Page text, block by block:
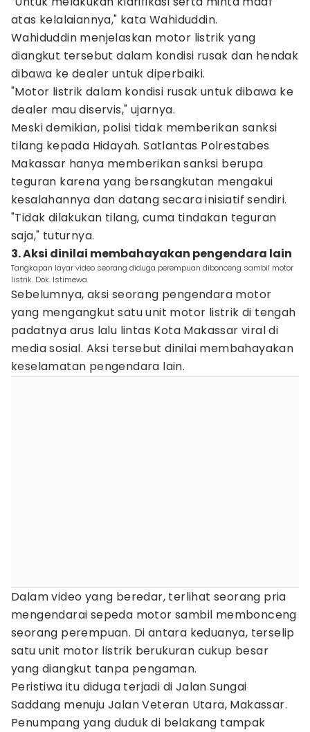
atas kelalaiannya," kata Wahiduddin.
Wahiduddin menjelaskan motor listrik yang
diangkut tersebut dalam kondisi rusak dan hendak
dibawa ke dealer untuk diperbaiki.
"Motor listrik dalam kondisi rusak untuk dibawa ke
dealer mau diservis," ujarnya.
Meski demikian, polisi tidak memberikan sanksi
tilang kepada Hidayah. Satlantas Polrestabes
Makassar hanya memberikan sanksi berupa
teguran karena yang bersangkutan mengakui
kesalahannya dan datang secara inisiatif sendiri.
"Tidak dilakukan tilang, cuma tindakan teguran
saja," tuturnya.
3. Aksi dinilai membahayakan pengendara lain
Tangkapan layar video seorang diduga perempuan dibonceng sambil motor
listrik. Dok. Istimewa
Sebelumnya, aksi seorang pengendara motor
yang mengangkut satu unit motor listrik di tengah
padatnya arus lalu lintas Kota Makassar viral di
media sosial. Aksi tersebut dinilai membahayakan
keselamatan pengendara lain.
Dalam video yang beredar, terlihat seorang pria
mengendarai sepeda motor sambil membonceng
seorang perempuan. Di antara keduanya, terselip
satu unit motor listrik berukuran cukup besar
yang diangkut tanpa pengaman.
Peristiwa itu diduga terjadi di Jalan Sungai
Saddang menuju Jalan Veteran Utara, Makassar.
Penumpang yang duduk di belakang tampak